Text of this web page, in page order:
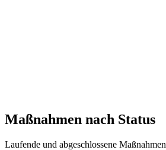
Maßnahmen nach Status
Laufende und abgeschlossene Maßnahmen